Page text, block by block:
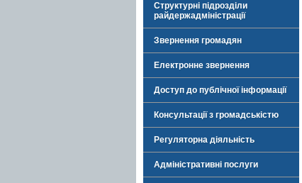
Структурні підрозділи
райдержадміністрації
Звернення громадян
Електронне звернення
Доступ до публічної інформації
Консультації з громадськістю
Регуляторна діяльність
Адміністративні послуги